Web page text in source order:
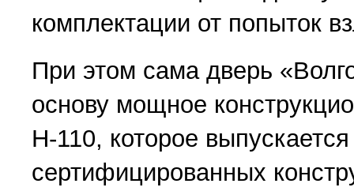
комплектации от попыток
При этом сама дверь
основу мощное
Н-110, которое
сертифицированных